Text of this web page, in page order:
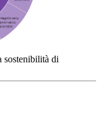
sostenibilità di